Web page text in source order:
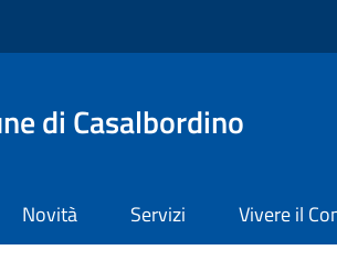
di Casalbordino
Novità Servizi Vivere il